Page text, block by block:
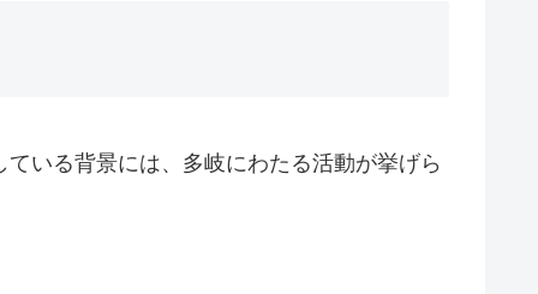
いる背景には、多岐にわたる活動が挙げら